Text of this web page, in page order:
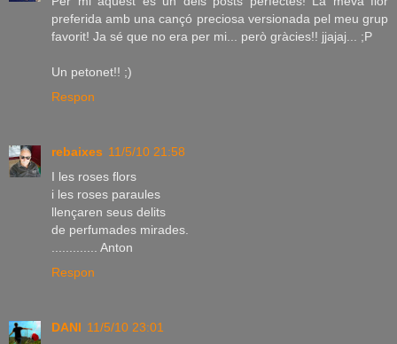
preferida amb una cançó preciosa versionada pel meu grup
favorit! Ja sé que no era per mi... però gràcies!! jjajaj... ;P
Un petonet!! ;)
Respon
rebaixes 11/5/10 21:58
I les roses flors
i les roses paraules
llençaren seus delits
de perfumades mirades.
............. Anton
Respon
DANI 11/5/10 23:01